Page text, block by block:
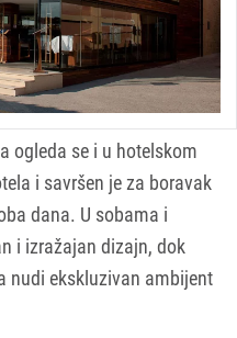
ogleda se i u hotelskom
i savršen je za boravak
dana. U sobama i
i izražajan dizajn, dok
nudi ekskluzivan ambijent